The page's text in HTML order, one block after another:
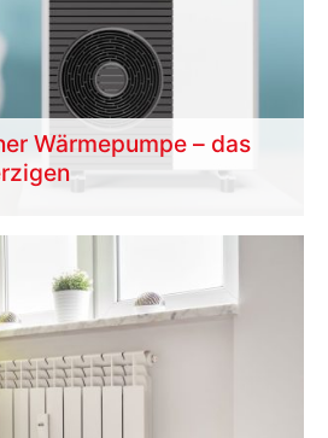
Wärmepumpe – das